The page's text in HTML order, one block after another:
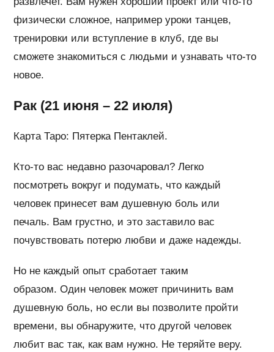
физически сложное, например уроки танцев,
тренировки или вступление в клуб, где вы
сможете знакомиться с людьми и узнавать что-то
новое.
Рак (21 июня – 22 июля)
Карта Таро: Пятерка Пентаклей.
Кто-то вас недавно разочаровал? Легко
посмотреть вокруг и подумать, что каждый
человек принесет вам душевную боль или
печаль. Вам грустно, и это заставило вас
почувствовать потерю любви и даже надежды.
Но не каждый опыт сработает таким
образом. Один человек может причинить вам
душевную боль, но если вы позволите пройти
времени, вы обнаружите, что другой человек
любит вас так, как вам нужно. Не теряйте веру.